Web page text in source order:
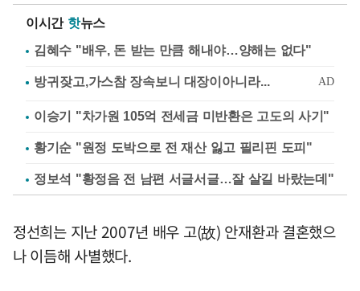
이시간 핫뉴스
김혜수 "배우, 돈 받는 만큼 해내야…양해는 없다"
이승기 "차가원 105억 전세금 미반환은 고도의 사기"
황기순 "원정 도박으로 전 재산 잃고 필리핀 도피"
정보석 "황정음 전 남편 서글서글…잘 살길 바랐는데"
정선희는 지난 2007년 배우 고(故) 안재환과 결혼했으
나 이듬해 사별했다.